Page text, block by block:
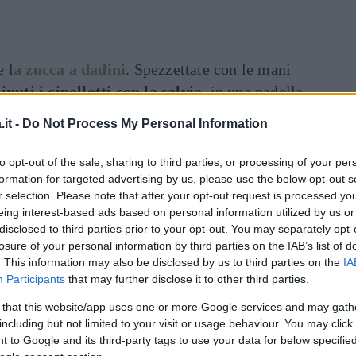
- Do Not Process My Personal Information
opt-out of the sale, sharing to third parties, or processing of your
for targeted advertising by us, please use the below opt-out
selection. Please note that after your opt-out request is processed
interest-based ads based on personal information utilized by us
to third parties prior to your opt-out. You may separately
of your personal information by third parties on the IAB’s list of
This information may also be disclosed by us to third parties on the
Participants that may further disclose it to other third parties.
that this website/app uses one or more Google services and may
but not limited to your visit or usage behaviour. You may
to Google and its third-party tags to use your data for below
la zucca a dadini. Spezzettate con le mani
i cipollotti con la salvia, in una padella
con poco olio. Unite la zucca,
, a pentola coperta. Aggiungete un poco
Unite il timo e fate
e il coriandolo macinato. Tagliatela
riempiteli con il composto e richiudeteli
con il rosso d'uovo e cospargeteli in
Disponeteli in una teglia con carta da
per 25 minuti a 190°C.